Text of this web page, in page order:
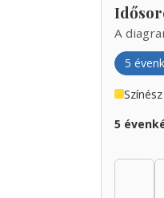
A
5
Színész
5